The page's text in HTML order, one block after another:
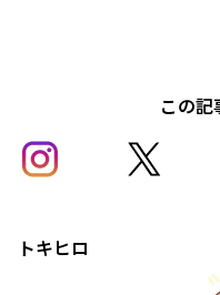
この記
トキヒロ